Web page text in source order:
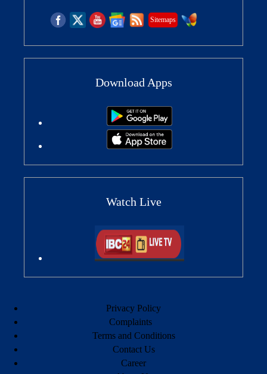
Sitemaps
Download Apps
Watch Live
Privacy Policy
Complaints
Terms and Conditions
Contact Us
Career